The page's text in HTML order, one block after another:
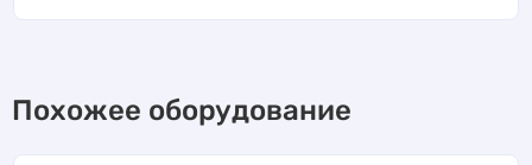
Похожее оборудование